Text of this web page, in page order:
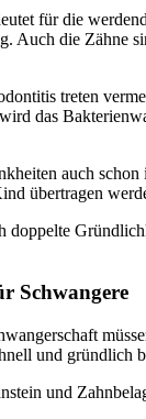
für die
Auch die Zähne
treten
das
auch schon
übertragen
doppelte
Schwangere
und gründlich
und